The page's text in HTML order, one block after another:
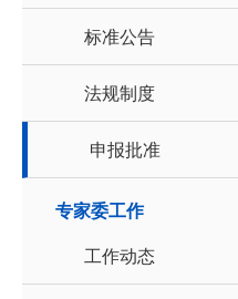
标准公告
法规制度
申报批准
专家委工作
工作动态